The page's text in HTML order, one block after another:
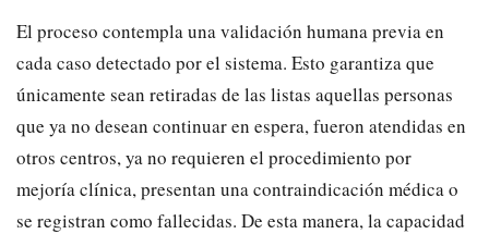
​El proceso contempla una validación humana previa en
cada caso detectado por el sistema. Esto garantiza que
únicamente sean retiradas de las listas aquellas personas
que ya no desean continuar en espera, fueron atendidas en
otros centros, ya no requieren el procedimiento por
mejoría clínica, presentan una contraindicación médica o
se registran como fallecidas. De esta manera, la capacidad